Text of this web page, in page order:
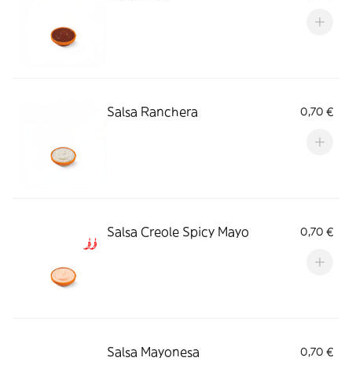
Salsa Ranchera 0,70 €
Salsa Creole Spicy Mayo 0,70 €
Salsa Mayonesa 0,70 €